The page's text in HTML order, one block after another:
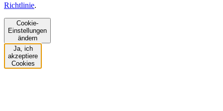
Richtlinie.
Cookie-
Einstellungen
ändern
Ja, ich
akzeptiere
Cookies